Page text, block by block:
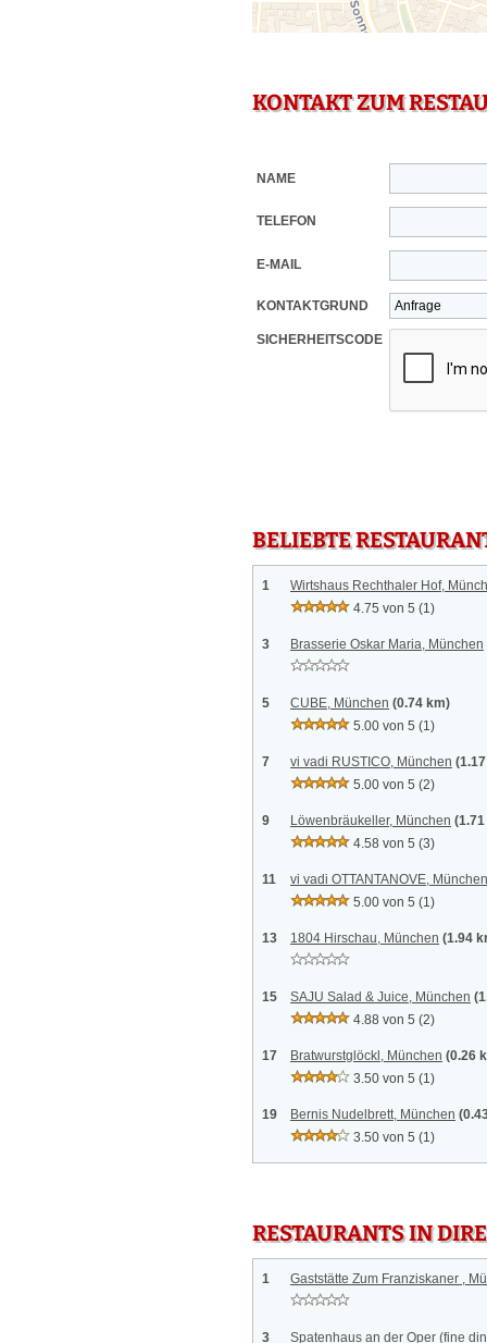
KONTAKT ZUM
NAME
TELEFON
E-MAIL
KONTAKTGRUND
SICHERHEITSCODE
BELIEBTE
1
Wirtshaus Rechthaler Hof,
4.75 von 5 (1)
3 Brasserie Oskar Maria, München
5 CUBE, München (0.74 km)
5.00 von 5 (1)
7 vi vadi RUSTICO, München
5.00 von 5 (2)
9 Löwenbräukeller, München
4.58 von 5 (3)
11
vi vadi OTTANTANOVE, München
5.00 von 5 (1)
13 1804 Hirschau, München (1.94
15 SAJU Salad & Juice, München
4.88 von 5 (2)
17 Bratwurstglöckl, München (0.26
3.50 von 5 (1)
19 Bernis Nudelbrett, München
3.50 von 5 (1)
RESTAURANTS IN
1 Gaststätte Zum Franziskaner ,
3 Spatenhaus an der Oper (fine